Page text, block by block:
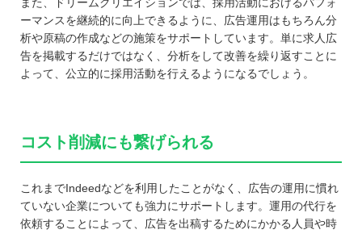
ーマンスを継続的に向上できるように、広告運用はもちろん分
析や原稿の作成などの施策をサポートしています。単に求人広
告を掲載するだけではなく、分析をして改善を繰り返すことに
よって、公立的に採用活動を行えるようになるでしょう。
コスト削減にも繋げられる
これまでIndeedなどを利用したことがなく、広告の運用に慣れ
ていない企業についても強力にサポートします。運用の代行を
依頼することによって、広告を出稿するためにかかる人員や時